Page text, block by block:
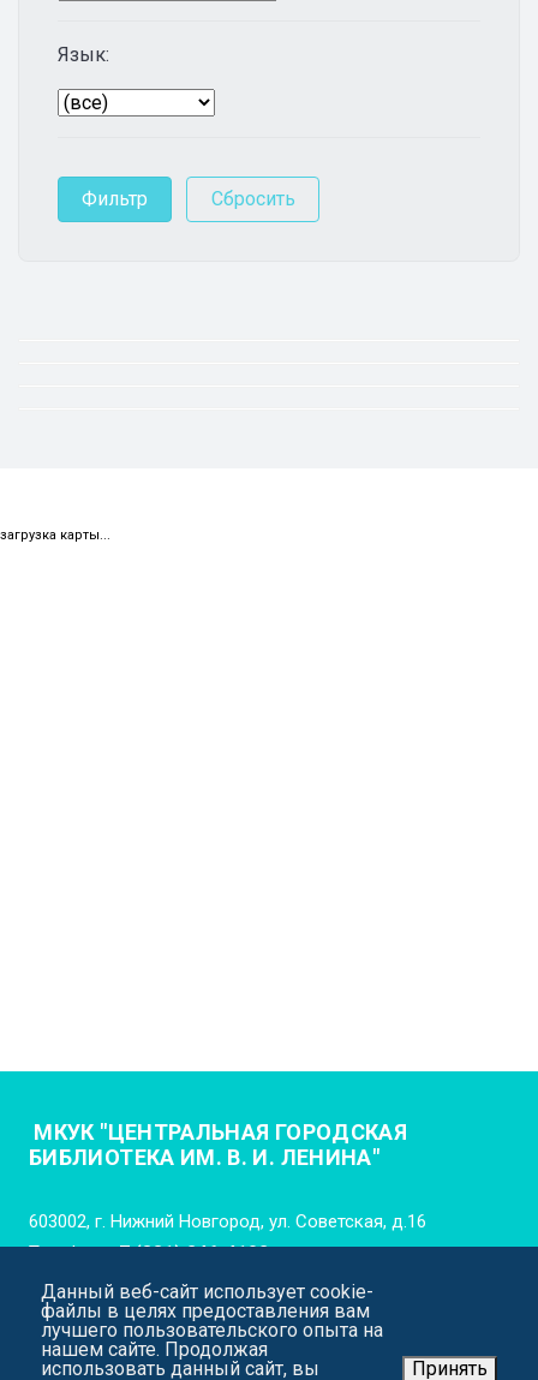
Язык:
загрузка карты...
МКУК "ЦЕНТРАЛЬНАЯ ГОРОДСКАЯ
БИБЛИОТЕКА ИМ. В. И. ЛЕНИНА"
603002, г. Нижний Новгород, ул. Советская, д.16
Телефон:+7 (831) 246-4102
E-mail:cgb_lenina_nn@mail.52gov.ru
Данный веб-сайт использует cookie-
файлы в целях предоставления вам
лучшего пользовательского опыта на
нашем сайте. Продолжая
использовать данный сайт, вы
Принять